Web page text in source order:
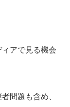
アで見る機会
問題も含め、